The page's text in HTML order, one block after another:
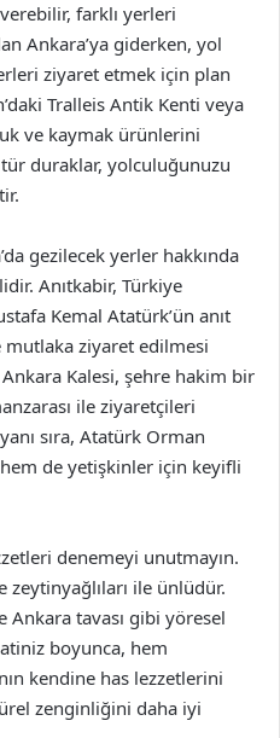
farklı yerleri
Ankara’ya giderken, yol
ziyaret etmek için plan
Tralleis Antik Kenti veya
ve kaymak ürünlerini
duraklar, yolculuğunuzu
gezilecek yerler hakkında
Anıtkabir, Türkiye
Kemal Atatürk’ün anıt
mutlaka ziyaret edilmesi
Kalesi, şehre hakim bir
ile ziyaretçileri
sıra, Atatürk Orman
de yetişkinler için keyifli
denemeyi unutmayın.
zeytinyağlıları ile ünlüdür.
Ankara tavası gibi yöresel
boyunca, hem
kendine has lezzetlerini
zenginliğini daha iyi